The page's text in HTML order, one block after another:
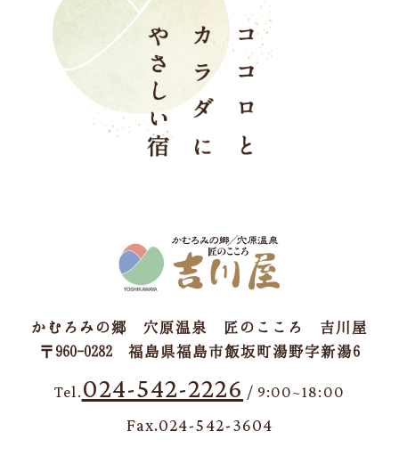
かむろみの郷 穴原温泉 匠のこころ 吉川屋
〒960-0282 福島県福島市飯坂町湯野字新湯6
Tel. 024-542-2226 / 9:00~18:00
Fax.024-542-3604